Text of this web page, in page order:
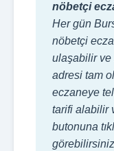
nöbetçi
Her gün
nöbetçi
ulaşabilir ve
adresi tam
eczaneye
tarifi alabilir
butonuna